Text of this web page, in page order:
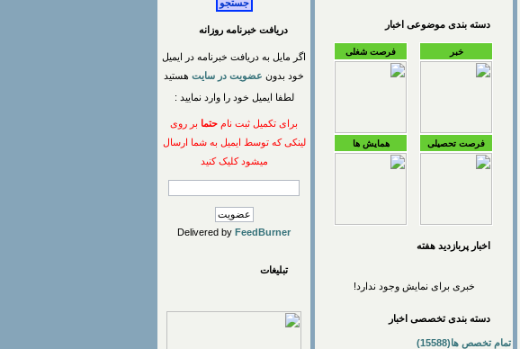
دسته بندی موضوعی اخبار
خبر فرصت شغلی
فرصت تحصیلی همایش ها
اخبار پربازديد هفته
خبری برای نمایش وجود ندارد!
دسته بندی تخصصی اخبار
تمام تخصص ها(15588)
دریافت خبرنامه روزانه
اگر مایل به دریافت خبرنامه در ایمیل
خود بدون عضویت در سایت هستید
لطفا ایمیل خود را وارد نمایید :
برای تکمیل ثبت نام حتما بر روی
لینکی که توسط ایمیل به شما ارسال
میشود کلیک کنید
Delivered by FeedBurner
تبلیغات